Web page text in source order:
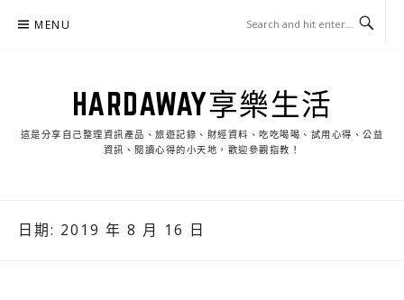
MENU
HARDAWAY享樂生活
這是分享自己整理資訊產品、旅遊記錄、財經資料、吃吃喝喝、試用心得、公益
資訊、閱讀心得的小天地，歡迎參觀指教！
日期: 2019 年 8 月 16 日